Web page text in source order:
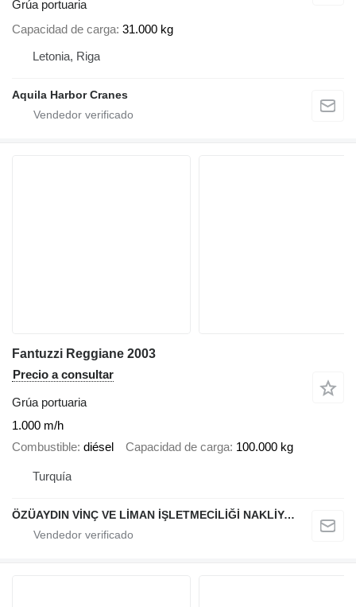
Grúa portuaria
Capacidad de carga 31.000 kg
Letonia, Riga
Aquila Harbor Cranes
Fantuzzi Reggiane 2003
Precio a consultar
Grúa portuaria
1.000 m/h
Combustible diésel Capacidad de carga 100.000 kg
Turquía
ÖZÜAYDIN VİNÇ VE LİMAN İŞLETMECİLİĞİ NAKLİYAT SANAYİ VE TİCARET A.Ş.